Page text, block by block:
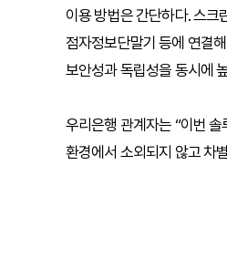
이용 방법은 간단하다. 스크
점자정보단말기 등에 연결
보안성과 독립성을 동시에
우리은행 관계자는 “이번
환경에서 소외되지 않고 차